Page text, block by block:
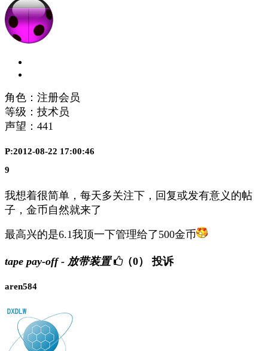
角色：注册会员
等级：技术员
声望： 441
P:2012-08-22 17:00:46
9
我想着很简单，每天多关注下，回复或发有意义的帖
子，金币自然就来了
最高兴的是6.1我顶一下管理给了500金币
tape pay-off - 放带装置 （0） 投诉
aren584